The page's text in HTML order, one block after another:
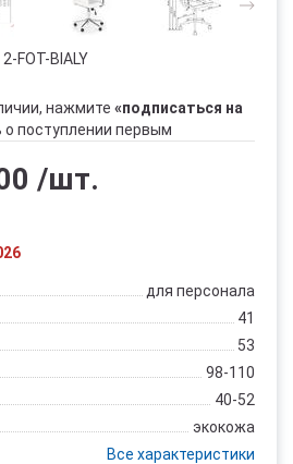
FOT-BIALY
нажмите «подписаться на
о поступлении первым
/шт.
для персонала
41
53
98-110
40-52
экокожа
Все характеристики